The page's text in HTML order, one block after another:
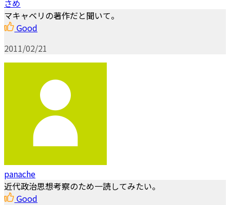
さめ
マキャベリの著作だと聞いて。
Good
2011/02/21
panache
近代政治思想考察のため一読してみたい。
Good